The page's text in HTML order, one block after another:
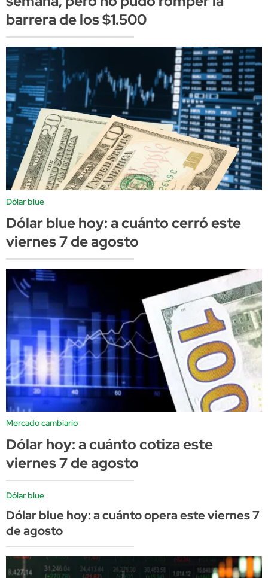
barrera de los $1.500
Dólar blue
Dólar blue hoy: a cuánto cerró este
viernes 7 de agosto
Mercado cambiario
Dólar hoy: a cuánto cotiza este
viernes 7 de agosto
Dólar blue
Dólar blue hoy: a cuánto opera este viernes 7
de agosto